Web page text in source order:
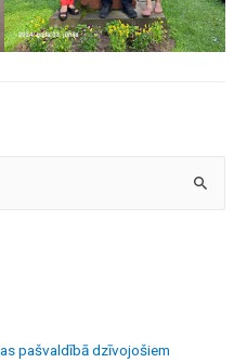
pašvaldībā dzīvojošiem